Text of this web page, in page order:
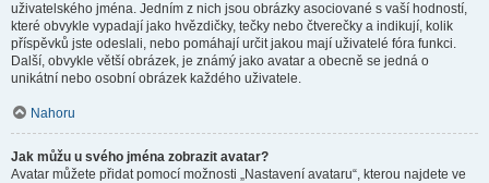
uživatelského jména. Jedním z nich jsou obrázky asociované s vaší hodností,
které obvykle vypadají jako hvězdičky, tečky nebo čtverečky a indikují, kolik
příspěvků jste odeslali, nebo pomáhají určit jakou mají uživatelé fóra funkci.
Další, obvykle větší obrázek, je známý jako avatar a obecně se jedná o
unikátní nebo osobní obrázek každého uživatele.
Nahoru
Jak můžu u svého jména zobrazit avatar?
Avatar můžete přidat pomocí možnosti „Nastavení avataru“, kterou najdete ve